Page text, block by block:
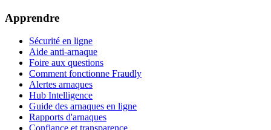
Apprendre
Sécurité en ligne
Aide anti-arnaque
Foire aux questions
Comment fonctionne Fraudly
Alertes arnaques
Hub Intelligence
Guide des arnaques en ligne
Rapports d'arnaques